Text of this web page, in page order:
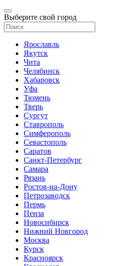
Выберите свой город
Ярославль
Якутск
Чита
Челябинск
Хабаровск
Уфа
Тюмень
Тверь
Сургут
Ставрополь
Симферополь
Севастополь
Саратов
Санкт-Петербург
Самара
Рязань
Ростов-на-Дону
Петрозаводск
Пермь
Пенза
Новосибирск
Нижний Новгород
Москва
Курск
Красноярск